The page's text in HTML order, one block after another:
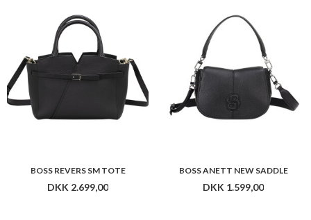
BOSS REVERS SM TOTE
DKK 2.699,00
BOSS ANETT NEW SADDLE
DKK 1.599,00